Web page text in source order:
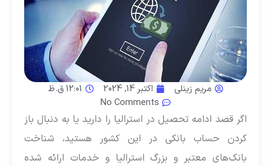
مریم زینلی اکتبر 14, 2024
12:01 ق.ظ
No Comments
اگر قصد ادامه تحصیل در استرالیا را دارید یا به دنبال باز
کردن حساب بانکی در این کشور هستید، شناخت
بانک‌های معتبر و بزرگ استرالیا و خدمات ارائه شده